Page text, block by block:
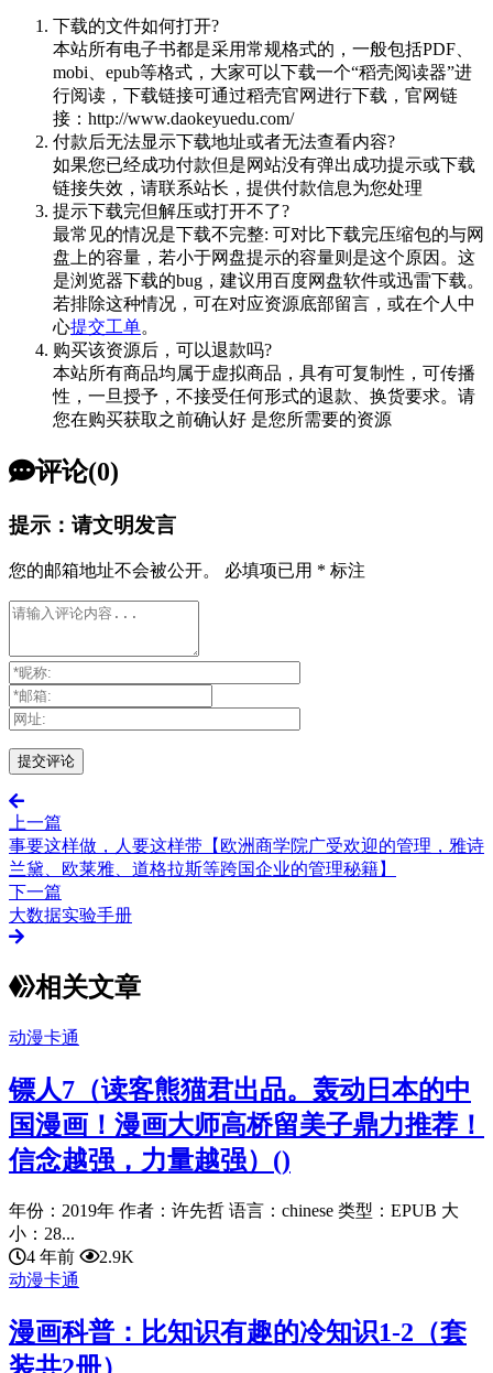
下载的文件如何打开?
本站所有电子书都是采用常规格式的，一般包括PDF、
mobi、epub等格式，大家可以下载一个“稻壳阅读器”进
行阅读，下载链接可通过稻壳官网进行下载，官网链
接：http://www.daokeyuedu.com/
付款后无法显示下载地址或者无法查看内容?
如果您已经成功付款但是网站没有弹出成功提示或下载
链接失效，请联系站长，提供付款信息为您处理
提示下载完但解压或打开不了?
最常见的情况是下载不完整: 可对比下载完压缩包的与网
盘上的容量，若小于网盘提示的容量则是这个原因。这
是浏览器下载的bug，建议用百度网盘软件或迅雷下载。
若排除这种情况，可在对应资源底部留言，或在个人中
心提交工单。
购买该资源后，可以退款吗?
本站所有商品均属于虚拟商品，具有可复制性，可传播
性，一旦授予，不接受任何形式的退款、换货要求。请
您在购买获取之前确认好 是您所需要的资源
评论(0)
提示：请文明发言
您的邮箱地址不会被公开。 必填项已用 * 标注
上一篇
事要这样做，人要这样带【欧洲商学院广受欢迎的管理，雅诗
兰黛、欧莱雅、道格拉斯等跨国企业的管理秘籍】
下一篇
大数据实验手册
相关文章
动漫卡通
镖人7（读客熊猫君出品。轰动日本的中
国漫画！漫画大师高桥留美子鼎力推荐！
信念越强，力量越强）()
年份：2019年 作者：许先哲 语言：chinese 类型：EPUB 大
小：28...
4 年前
2.9K
动漫卡通
漫画科普：比知识有趣的冷知识1-2（套